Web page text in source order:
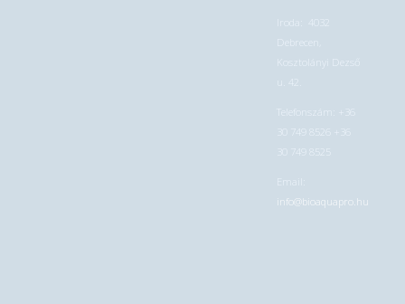
Iroda: 4032
Kosztolányi Dezső
u. 42.
Telefonszám: +36
30 749 8526 +36
30 749 8525
Email:
info@bioaquapro.hu